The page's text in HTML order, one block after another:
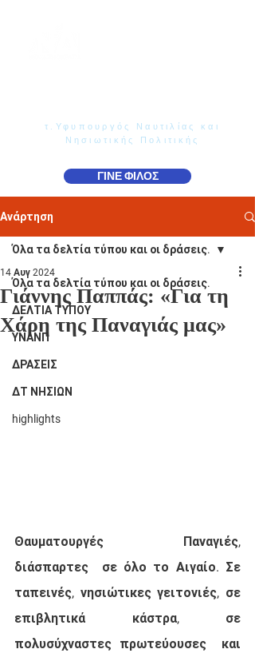
τ.Υφυπουργός Ναυτιλίας και
Νησιωτικής Πολιτικής
ΓΙΝΕ ΦΙΛΟΣ
Ανάρτηση
Όλα τα δελτία τύπου και οι δράσεις.
ΔΕΛΤΙΑ ΤΥΠΟΥ
ΥΝΑΝΠ
ΔΡΑΣΕΙΣ
ΔΤ ΝΗΣΙΩΝ
highlights
Όλα τα δελτία τύπου και οι δράσεις.
Γιάννης Παππάς: «Για τη
Χάρη της Παναγιάς μας»
14 Αυγ 2024
Θαυματουργές Παναγιές,
διάσπαρτες  σε όλο το Αιγαίο. Σε
ταπεινές, νησιώτικες γειτονιές, σε
επιβλητικά κάστρα, σε
πολυσύχναστες πρωτεύουσες  και